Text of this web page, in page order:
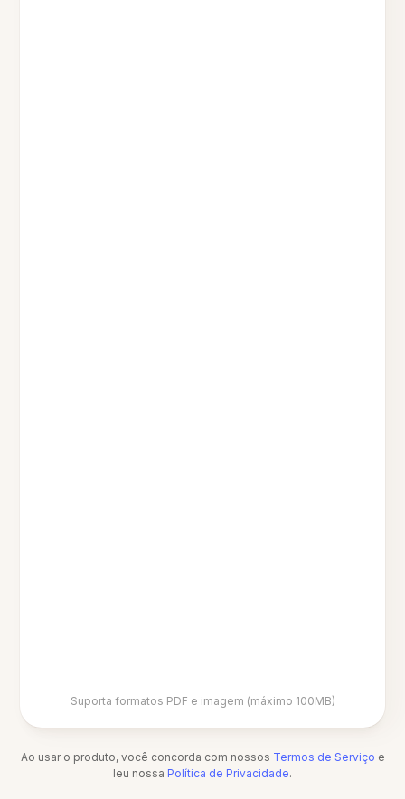
Suporta formatos PDF e imagem (máximo 100MB)
Ao usar o produto, você concorda com nossos Termos de Serviço e
leu nossa Política de Privacidade.